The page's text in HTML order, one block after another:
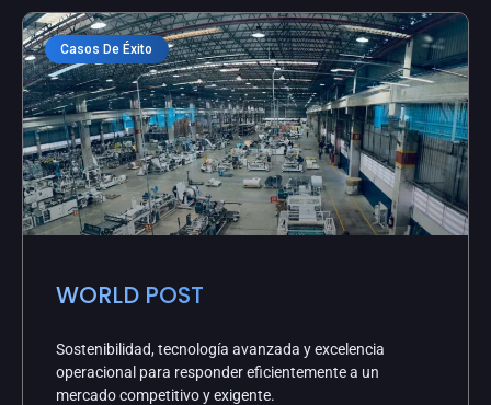
Casos De Éxito
WORLD POST
Sostenibilidad, tecnología avanzada y excelencia
operacional para responder eficientemente a un
mercado competitivo y exigente.